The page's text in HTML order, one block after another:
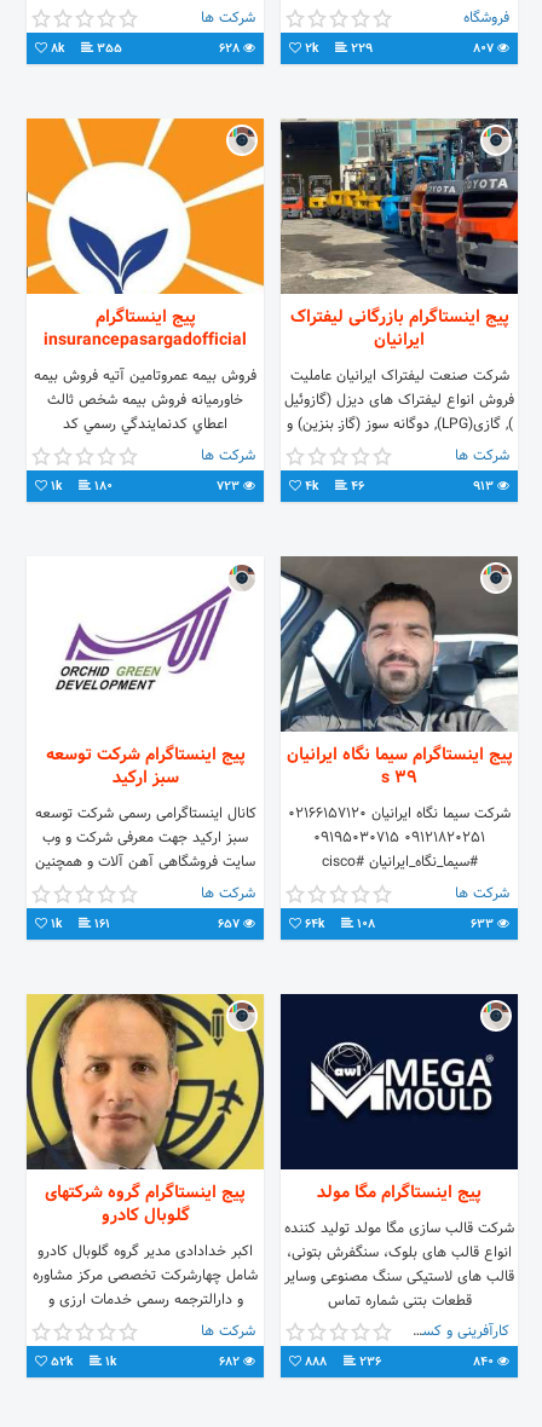
فروشگاه
229
2k
شرکت ها
355
8k
پیج اینستاگرام بازرگانی لیفتراک
ایرانیان
شرکت صنعت لیفتراک ایرانیان عاملیت
فروش انواع لیفتراک های دیزل ‍‍‍(گازوئیل
), گازی(LPG), دوگانه سوز (گازـ بنزین) و
برقی (باطری-شارژی) در تناژ 1 الی 40
تن در برندهای تویوتا و کوماتسو. این
شرکت آمادگی عقد قرارداد جهت
سنگین راهسازی و ساختمانی از قبیل
لیفتراک، لودر، بولدوزر و جرثقیل در
سایت مشتری و یا تعمیرگاه مرکزی
لیفتراک ایرانیان به همراه گارانتی می
باشد. دفتر فروش تهران: ☎️ 021-
56716179 📲 09122168474
🆔@iranianforklift لینک آدرس
نمایشگاه:
https://goo.gl/maps/Ssoq27YKhRJdBPc78
اینستاگرام:
https://www.instagram.com/sanaat_liftrak_iranian
ایمیل:
sanaat.forklift.iranian@gmail.com
آپارات:
https://www.aparat.com/IranianForklift
#بازرگانی_لیفتراک_ایرانیان
شرکت ها
46
4k
پیج اینستاگرام
insurancepasargadofficial
فروش بيمه عمروتامين آتيه فروش بيمه
خاورميانه فروش بيمه شخص ثالث
اعطاي كدنمايندگي رسمي كد
نمايندگي:٠١٠٦٥٩٢٤
@m.r.danadelofficial
@mohammadrezafanpagee
شرکت ها
180
1k
پیج اینستاگرام سیما نگاه ایرانیان
39 s
شرکت سیما نگاه ایرانیان 02166157120
09121820251 09195030715
#سیما_نگاه_ایرانیان #cisco
#microsoft #Mikrotik
#Virtualization #Wireless
#cctvcamera
شرکت ها
108
64k
پیج اینستاگرام شرکت توسعه
سبز ارکید
کانال اینستاگرامی رسمی شرکت توسعه
سبز ارکید جهت معرفی شرکت و وب
سایت فروشگاهی آهن آلات و همچنین
ارائه اخبار روز دنیای فولادشرکت ها
161
1k
پیج اینستاگرام مگا مولد
شرکت قالب سازی مگا مولد تولید کننده
انواع قالب های بلوک، سنگفرش بتونی،
قالب های لاستیکی سنگ مصنوعی وسایر
قطعات بتنی شماره تماس
:00905423596789
کارآفرینی و کسب و کار
236
888
پیج اینستاگرام گروه شرکتهای
گلوبال کادرو
اکبر خدادادی مدیر گروه گلوبال کادرو
‌‌شامل چهارشرکت تخصصی مرکز مشاوره
و دارالترجمه رسمی خدمات ارزی و
بازرگانی واملاک بیمه توریسمشرکت ها
1k
52k